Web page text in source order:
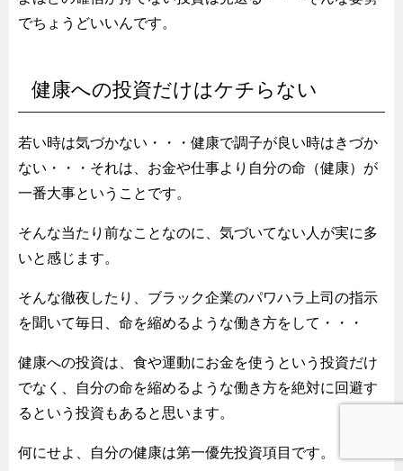
でちょうどいいんです。
健康への投資だけはケチらない
若い時は気づかない・・・健康で調子が良い時はきづか
ない・・・それは、お金や仕事より自分の命（健康）が
一番大事ということです。
そんな当たり前なことなのに、気づいてない人が実に多
いと感じます。
そんな徹夜したり、ブラック企業のパワハラ上司の指示
を聞いて毎日、命を縮めるような働き方をして・・・
健康への投資は、食や運動にお金を使うという投資だけ
でなく、自分の命を縮めるような働き方を絶対に回避す
るという投資もあると思います。
何にせよ、自分の健康は第一優先投資項目です。